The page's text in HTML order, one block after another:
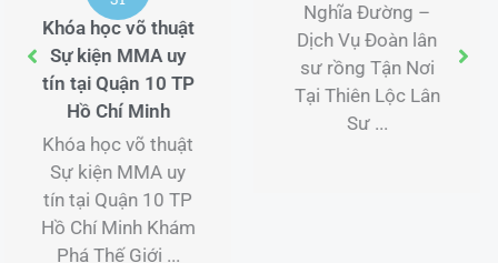
Nghĩa Đường –
Dịch Vụ Đoàn lân
sư rồng Tận Nơi
Tại Thiên Lộc Lân
Sư ...
Nghĩa Đường –
Dịch Vụ Múa lân
theo yêu cầu Tận
Nơi Tại Nội Bài Lân
...